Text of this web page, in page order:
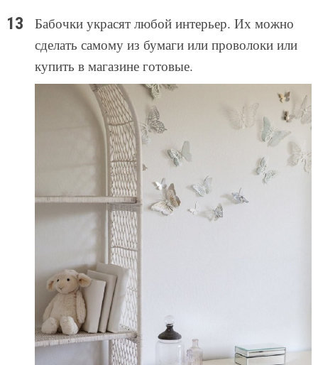
Бабочки украсят любой интерьер. Их можно
сделать самому из бумаги или проволоки или
купить в магазине готовые.